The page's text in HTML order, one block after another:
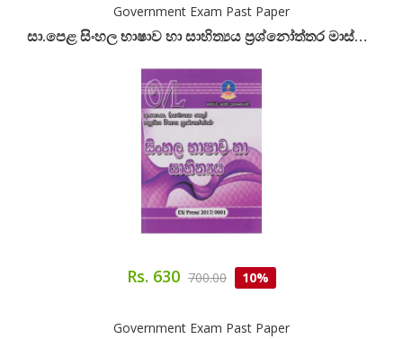
Government Exam Past Paper
සා.පෙළ සිංහල භාෂාව හා සාහිත්‍යය ප්‍රශ්නෝත්තර මාස්ටර් ගයිඩ්
Rs. 630 700.00 10%
Government Exam Past Paper